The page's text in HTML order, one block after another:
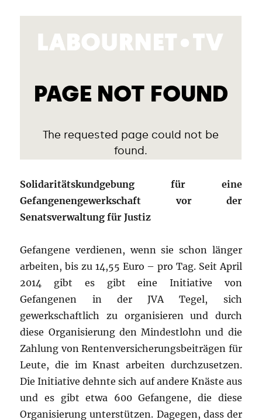
Solidaritätskundgebung für eine
Gefangenengewerkschaft vor der
Senatsverwaltung für Justiz
Gefangene verdienen, wenn sie schon länger
arbeiten, bis zu 14,55 Euro – pro Tag. Seit April
2014 gibt es gibt eine Initiative von
Gefangenen in der JVA Tegel, sich
gewerkschaftlich zu organisieren und durch
diese Organisierung den Mindestlohn und die
Zahlung von Rentenversicherungsbeiträgen für
Leute, die im Knast arbeiten durchzusetzen.
Die Initiative dehnte sich auf andere Knäste aus
und es gibt etwa 600 Gefangene, die diese
Organisierung unterstützen. Dagegen, dass der